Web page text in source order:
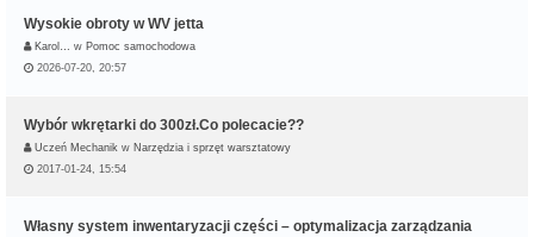
Wysokie obroty w WV jetta
Karol… w Pomoc samochodowa
2026-07-20, 20:57
Wybór wkrętarki do 300zł.Co polecacie??
Uczeń Mechanik w Narzędzia i sprzęt warsztatowy
2017-01-24, 15:54
Własny system inwentaryzacji części – optymalizacja zarządzania